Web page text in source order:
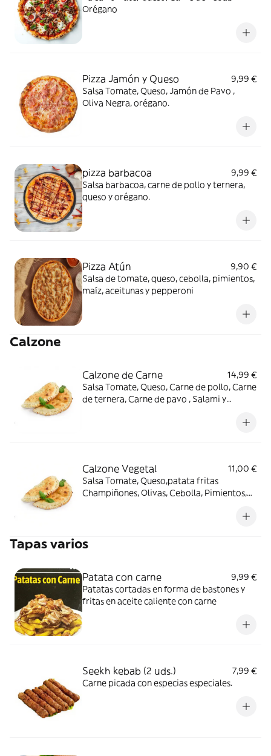
Orégano
Pizza Jamón y Queso
9,99 €
Salsa Tomate, Queso, Jamón de Pavo ,
Oliva Negra, orégano.
pizza barbacoa
9,99 €
Salsa barbacoa, carne de pollo y ternera,
queso y orégano.
Pizza Atún
9,90 €
Salsa de tomate, queso, cebolla, pimientos,
maíz, aceitunas y pepperoni
Calzone
Calzone de Carne
14,99 €
Salsa Tomate, Queso, Carne de pollo, Carne
de ternera, Carne de pavo , Salami y
Calzone Vegetal
11,00 €
Salsa Tomate, Queso,patata fritas
Champiñones, Olivas, Cebolla, Pimientos,
Tapas varios
Patata con carne
9,99 €
Patatas cortadas en forma de bastones y
fritas en aceite caliente con carne
Seekh kebab (2 uds.)
7,99 €
Carne picada con especias especiales.